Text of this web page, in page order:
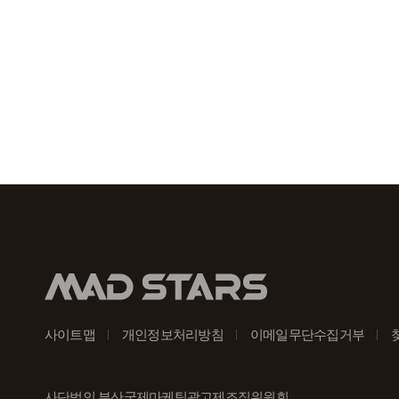
사이트맵 개인정보처리방침 이메일무단수집거부